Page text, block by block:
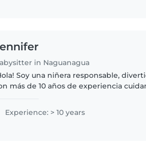
in Naguanagua
Soy una niñera responsable,
más de 10 años de experiencia
tengo mi propio..
Experience: > 10 years